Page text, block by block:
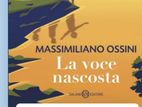
Biblioteche e
Consigli per la
Biblioteche
Gaming